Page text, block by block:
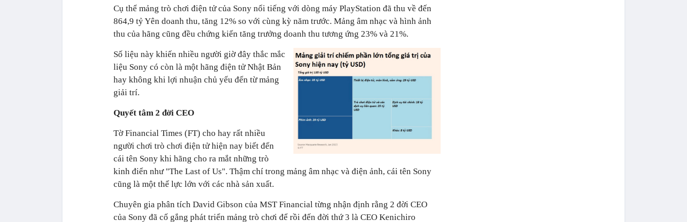
Cụ thể mảng trò chơi điện tử của Sony nổi tiếng với dòng máy PlayStation đã thu về đến
864,9 tỷ Yên doanh thu, tăng 12% so với cùng kỳ năm trước. Mảng âm nhạc và hình ảnh
thu của hãng cũng đều chứng kiến tăng trưởng doanh thu tương ứng 23% và 21%.
Số liệu này khiến nhiều người giờ đây thắc mắc
liệu Sony có còn là một hãng điện tử Nhật Bản
hay không khi lợi nhuận chủ yếu đến từ mảng
giải trí.
Quyết tâm 2 đời CEO
Tờ Financial Times (FT) cho hay rất nhiều
người chơi trò chơi điện tử hiện nay biết đến
cái tên Sony khi hãng cho ra mắt những trò
kinh điển như "The Last of Us". Thậm chí trong mảng âm nhạc và điện ảnh, cái tên Sony
cũng là một thế lực lớn với các nhà sản xuất.
Chuyên gia phân tích David Gibson của MST Financial từng nhận định rằng 2 đời CEO
của Sony đã cố gắng phát triển mảng trò chơi để rồi đến đời thứ 3 là CEO Kenichiro